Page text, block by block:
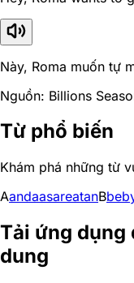
Này, Roma muốn tự
Nguồn: Billions
Từ phổ biến
Khám phá những từ
AandaasareatanBbe
Tải ứng dụng
dung